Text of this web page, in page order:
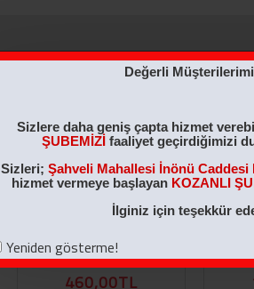
Değerli
Sizlere daha geniş çapta hizmet
ŞUBEMİZİfaaliyet geçirdiğimizi
Sizleri; Şahveli Mahallesi İnönü Caddesi
hizmet vermeye başlayan KOZANLI
İlginiz için teşekkür
Yeniden gösterme!
2 KG Sade Helva
460,00TL